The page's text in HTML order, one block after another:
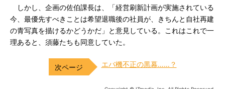
しかし、企画の佐伯課長は、「経営刷新計画が実施されている
今、最優先すべきことは希望退職後の社員が、きちんと自社再建
の青写真を描けるかどうかだ」と意見している。これはこれで一
理あると、須藤たちも同意していた。
エバ機不正の黒幕……？